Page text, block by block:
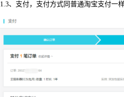
1.3、支付，支付方式同普通淘宝支付一